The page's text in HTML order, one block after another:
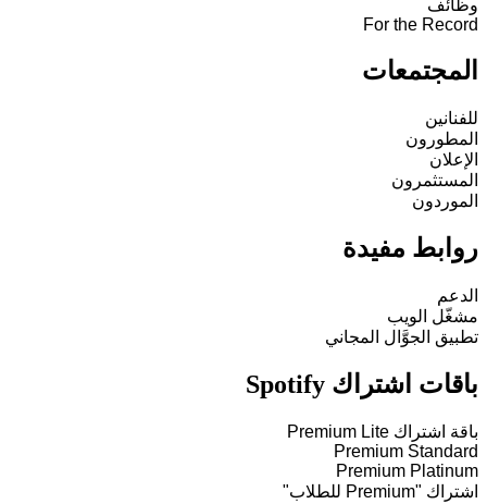
وظائف
For the Record
المجتمعات
للفنانين
المطورون
الإعلان
المستثمرون
الموردون
روابط مفيدة
الدعم
مشغّل الويب
تطبيق الجوَّال المجاني
باقات اشتراك Spotify
باقة اشتراك Premium Lite
Premium Standard
Premium Platinum
اشتراك "Premium للطلاب"